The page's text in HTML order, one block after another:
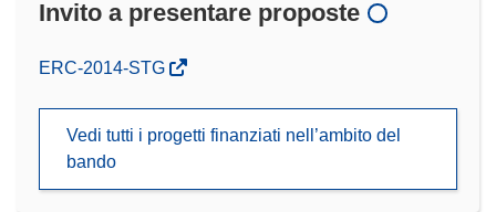
Invito a presentare proposte
(si
nuova
ERC-2014-STG
Vedi tutti i progetti finanziati nell’ambito del
bando